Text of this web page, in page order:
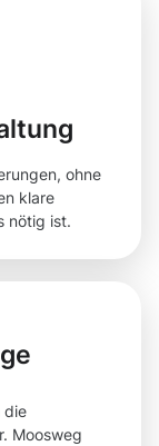
ohne
klare
nötig ist.
die
Moosweg